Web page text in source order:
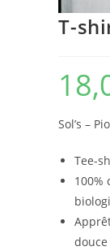
T-
Sol’s –
Tee-
100%